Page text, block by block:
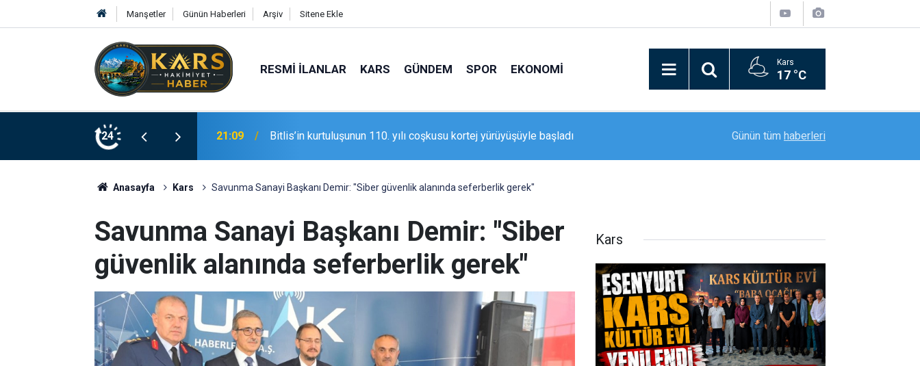
Manşetler Günün Haberleri Arşiv Sitene Ekle
RESMI İLANLAR KARS GÜNDEM SPOR EKONOMI Kars
17 °C
24
kortej yürüyüşüyle başladı 20:48 TSKGV Erzurum Bölge Temsilciliği açıldı Digor’a 47,8 Milyonluk Sağlık Yatırımı
Günün tüm haberleri
Anasayfa Kars Savunma Sanayi Başkanı Demir: "Siber güvenlik alanında seferberlik gerek"
Savunma Sanayi Başkanı Demir: "Siber
güvenlik alanında seferberlik gerek"
Kars